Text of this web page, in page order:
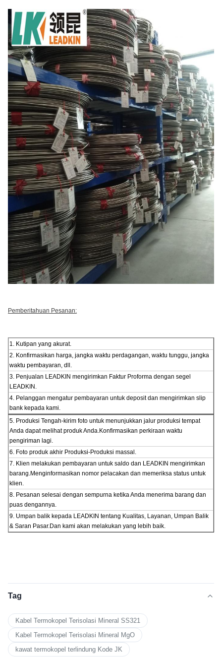
Pemberitahuan Pesanan:
1. Kutipan yang akurat.
2. Konfirmasikan harga, jangka waktu perdagangan, waktu tunggu, jangka
waktu pembayaran, dll.
3. Penjualan LEADKIN mengirimkan Faktur Proforma dengan segel
LEADKIN.
4. Pelanggan mengatur pembayaran untuk deposit dan mengirimkan slip
bank kepada kami.
5. Produksi Tengah-kirim foto untuk menunjukkan jalur produksi tempat
Anda dapat melihat produk Anda.Konfirmasikan perkiraan waktu
pengiriman lagi.
6. Foto produk akhir Produksi-Produksi massal.
7. Klien melakukan pembayaran untuk saldo dan LEADKIN mengirimkan
barang.Menginformasikan nomor pelacakan dan memeriksa status untuk
klien.
8. Pesanan selesai dengan sempurna ketika Anda menerima barang dan
puas dengannya.
9. Umpan balik kepada LEADKIN tentang Kualitas, Layanan, Umpan Balik
& Saran Pasar.Dan kami akan melakukan yang lebih baik.
Tag
Kabel Termokopel Terisolasi Mineral SS321
Kabel Termokopel Terisolasi Mineral MgO
kawat termokopel terlindung Kode JK